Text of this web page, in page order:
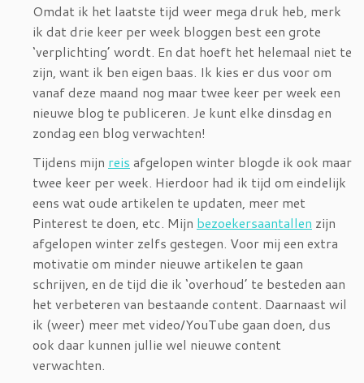
Omdat ik het laatste tijd weer mega druk heb, merk
ik dat drie keer per week bloggen best een grote
‘verplichting’ wordt. En dat hoeft het helemaal niet te
zijn, want ik ben eigen baas. Ik kies er dus voor om
vanaf deze maand nog maar twee keer per week een
nieuwe blog te publiceren. Je kunt elke dinsdag en
zondag een blog verwachten!
Tijdens mijn reis afgelopen winter blogde ik ook maar
twee keer per week. Hierdoor had ik tijd om eindelijk
eens wat oude artikelen te updaten, meer met
Pinterest te doen, etc. Mijn bezoekersaantallen zijn
afgelopen winter zelfs gestegen. Voor mij een extra
motivatie om minder nieuwe artikelen te gaan
schrijven, en de tijd die ik ‘overhoud’ te besteden aan
het verbeteren van bestaande content. Daarnaast wil
ik (weer) meer met video/YouTube gaan doen, dus
ook daar kunnen jullie wel nieuwe content
verwachten.